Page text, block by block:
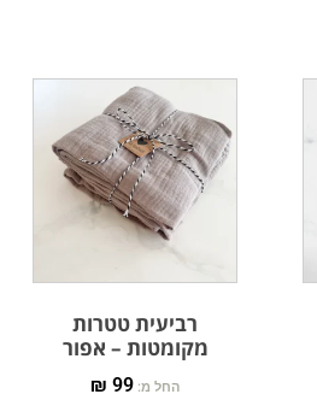
רביעית טטרות
מקומטות – אפור
החל מ: ₪ 99